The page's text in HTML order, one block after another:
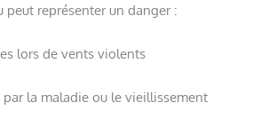
peut représenter un danger :
lors de vents violents
la maladie ou le vieillissement